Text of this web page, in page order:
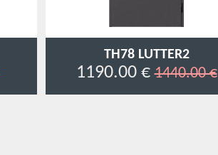
TH78 LUTTER2
1190.00 € 1440.00 €